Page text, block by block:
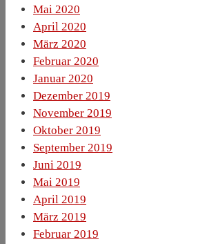
Mai 2020
April 2020
März 2020
Februar 2020
Januar 2020
Dezember 2019
November 2019
Oktober 2019
September 2019
Juni 2019
Mai 2019
April 2019
März 2019
Februar 2019